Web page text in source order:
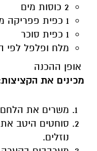
2 כוסות מים
1 כפית פפריקה מתוקה
1 כפית סוכר
מלח ופלפל לפי
אופן ההכנה
מכינים את
משרים את
סוחטים היטב
נוזלים.